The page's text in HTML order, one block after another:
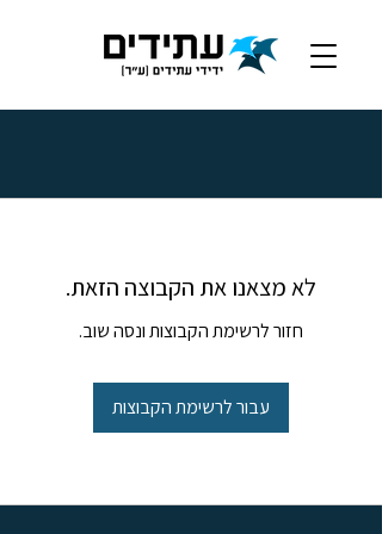
לא מצאנו את הקבוצה הזאת.
חזור לרשימת הקבוצות ונסה שוב.
עבור לרשימת הקבוצות